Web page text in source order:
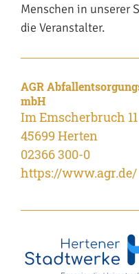
Menschen in unserer
die Veranstalter.
AGR
mbH
Im Emscherbruch 11
45699 Herten
02366 300-0
https://www.agr.de/